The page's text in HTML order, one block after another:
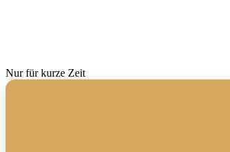
Nur für kurze Zeit